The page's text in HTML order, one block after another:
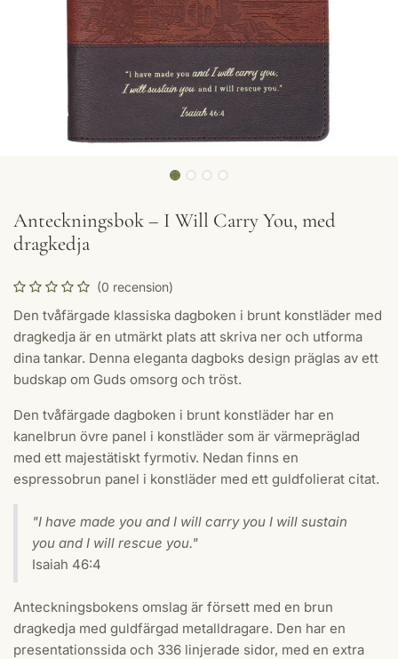
Anteckningsbok – I Will Carry You, med
dragkedja
(0 recension)
Den tvåfärgade klassiska dagboken i brunt konstläder med
dragkedja är en utmärkt plats att skriva ner och utforma
dina tankar. Denna eleganta dagboks design präglas av ett
budskap om Guds omsorg och tröst.
Den tvåfärgade dagboken i brunt konstläder har en
kanelbrun övre panel i konstläder som är värmepräglad
med ett majestätiskt fyrmotiv. Nedan finns en
espressobrun panel i konstläder med ett guldfolierat citat.
"I have made you and I will carry you I will sustain
you and I will rescue you."
Isaiah 46:4
Anteckningsbokens omslag är försett med en brun
dragkedja med guldfärgad metalldragare. Den har en
presentationssida och 336 linjerade sidor, med en extra